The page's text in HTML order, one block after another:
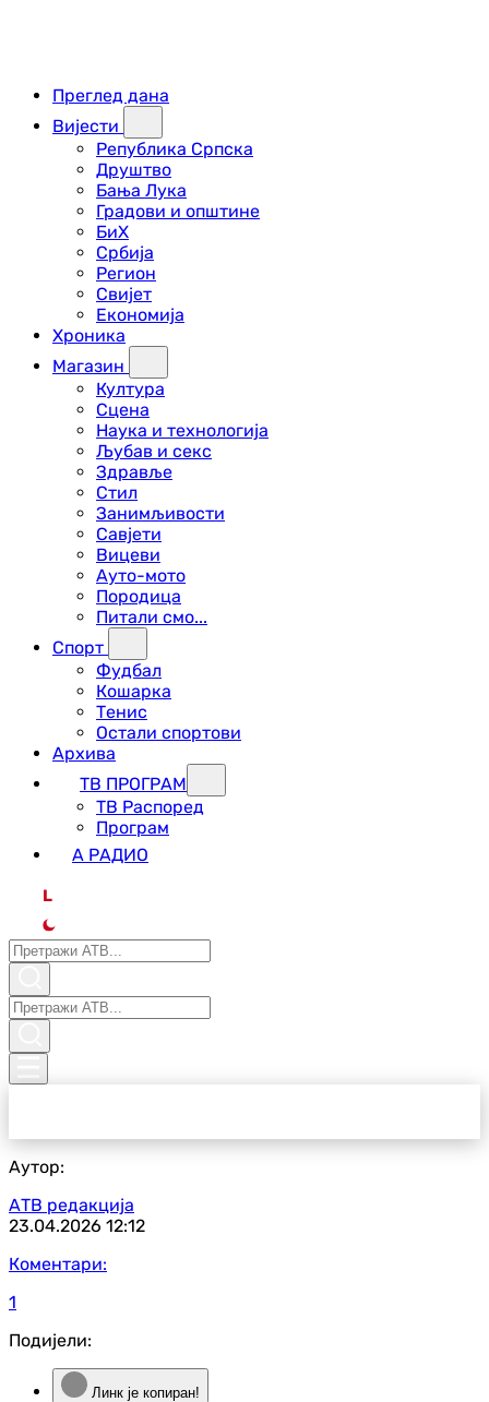
Преглед дана
Вијести
Република Српска
Друштво
Бања Лука
Градови и општине
БиХ
Србија
Регион
Свијет
Економија
Хроника
Магазин
Култура
Сцена
Наука и технологија
Љубав и секс
Здравље
Стил
Занимљивости
Савјети
Вицеви
Ауто-мото
Породица
Питали смо...
Спорт
Фудбал
Кошарка
Тенис
Остали спортови
Архива
ТВ ПРОГРАМ
ТВ Распоред
Програм
А РАДИО
L
Аутор:
АТВ редакција
23.04.2026 12:12
Коментари:
1
Подијели:
Линк је копиран!